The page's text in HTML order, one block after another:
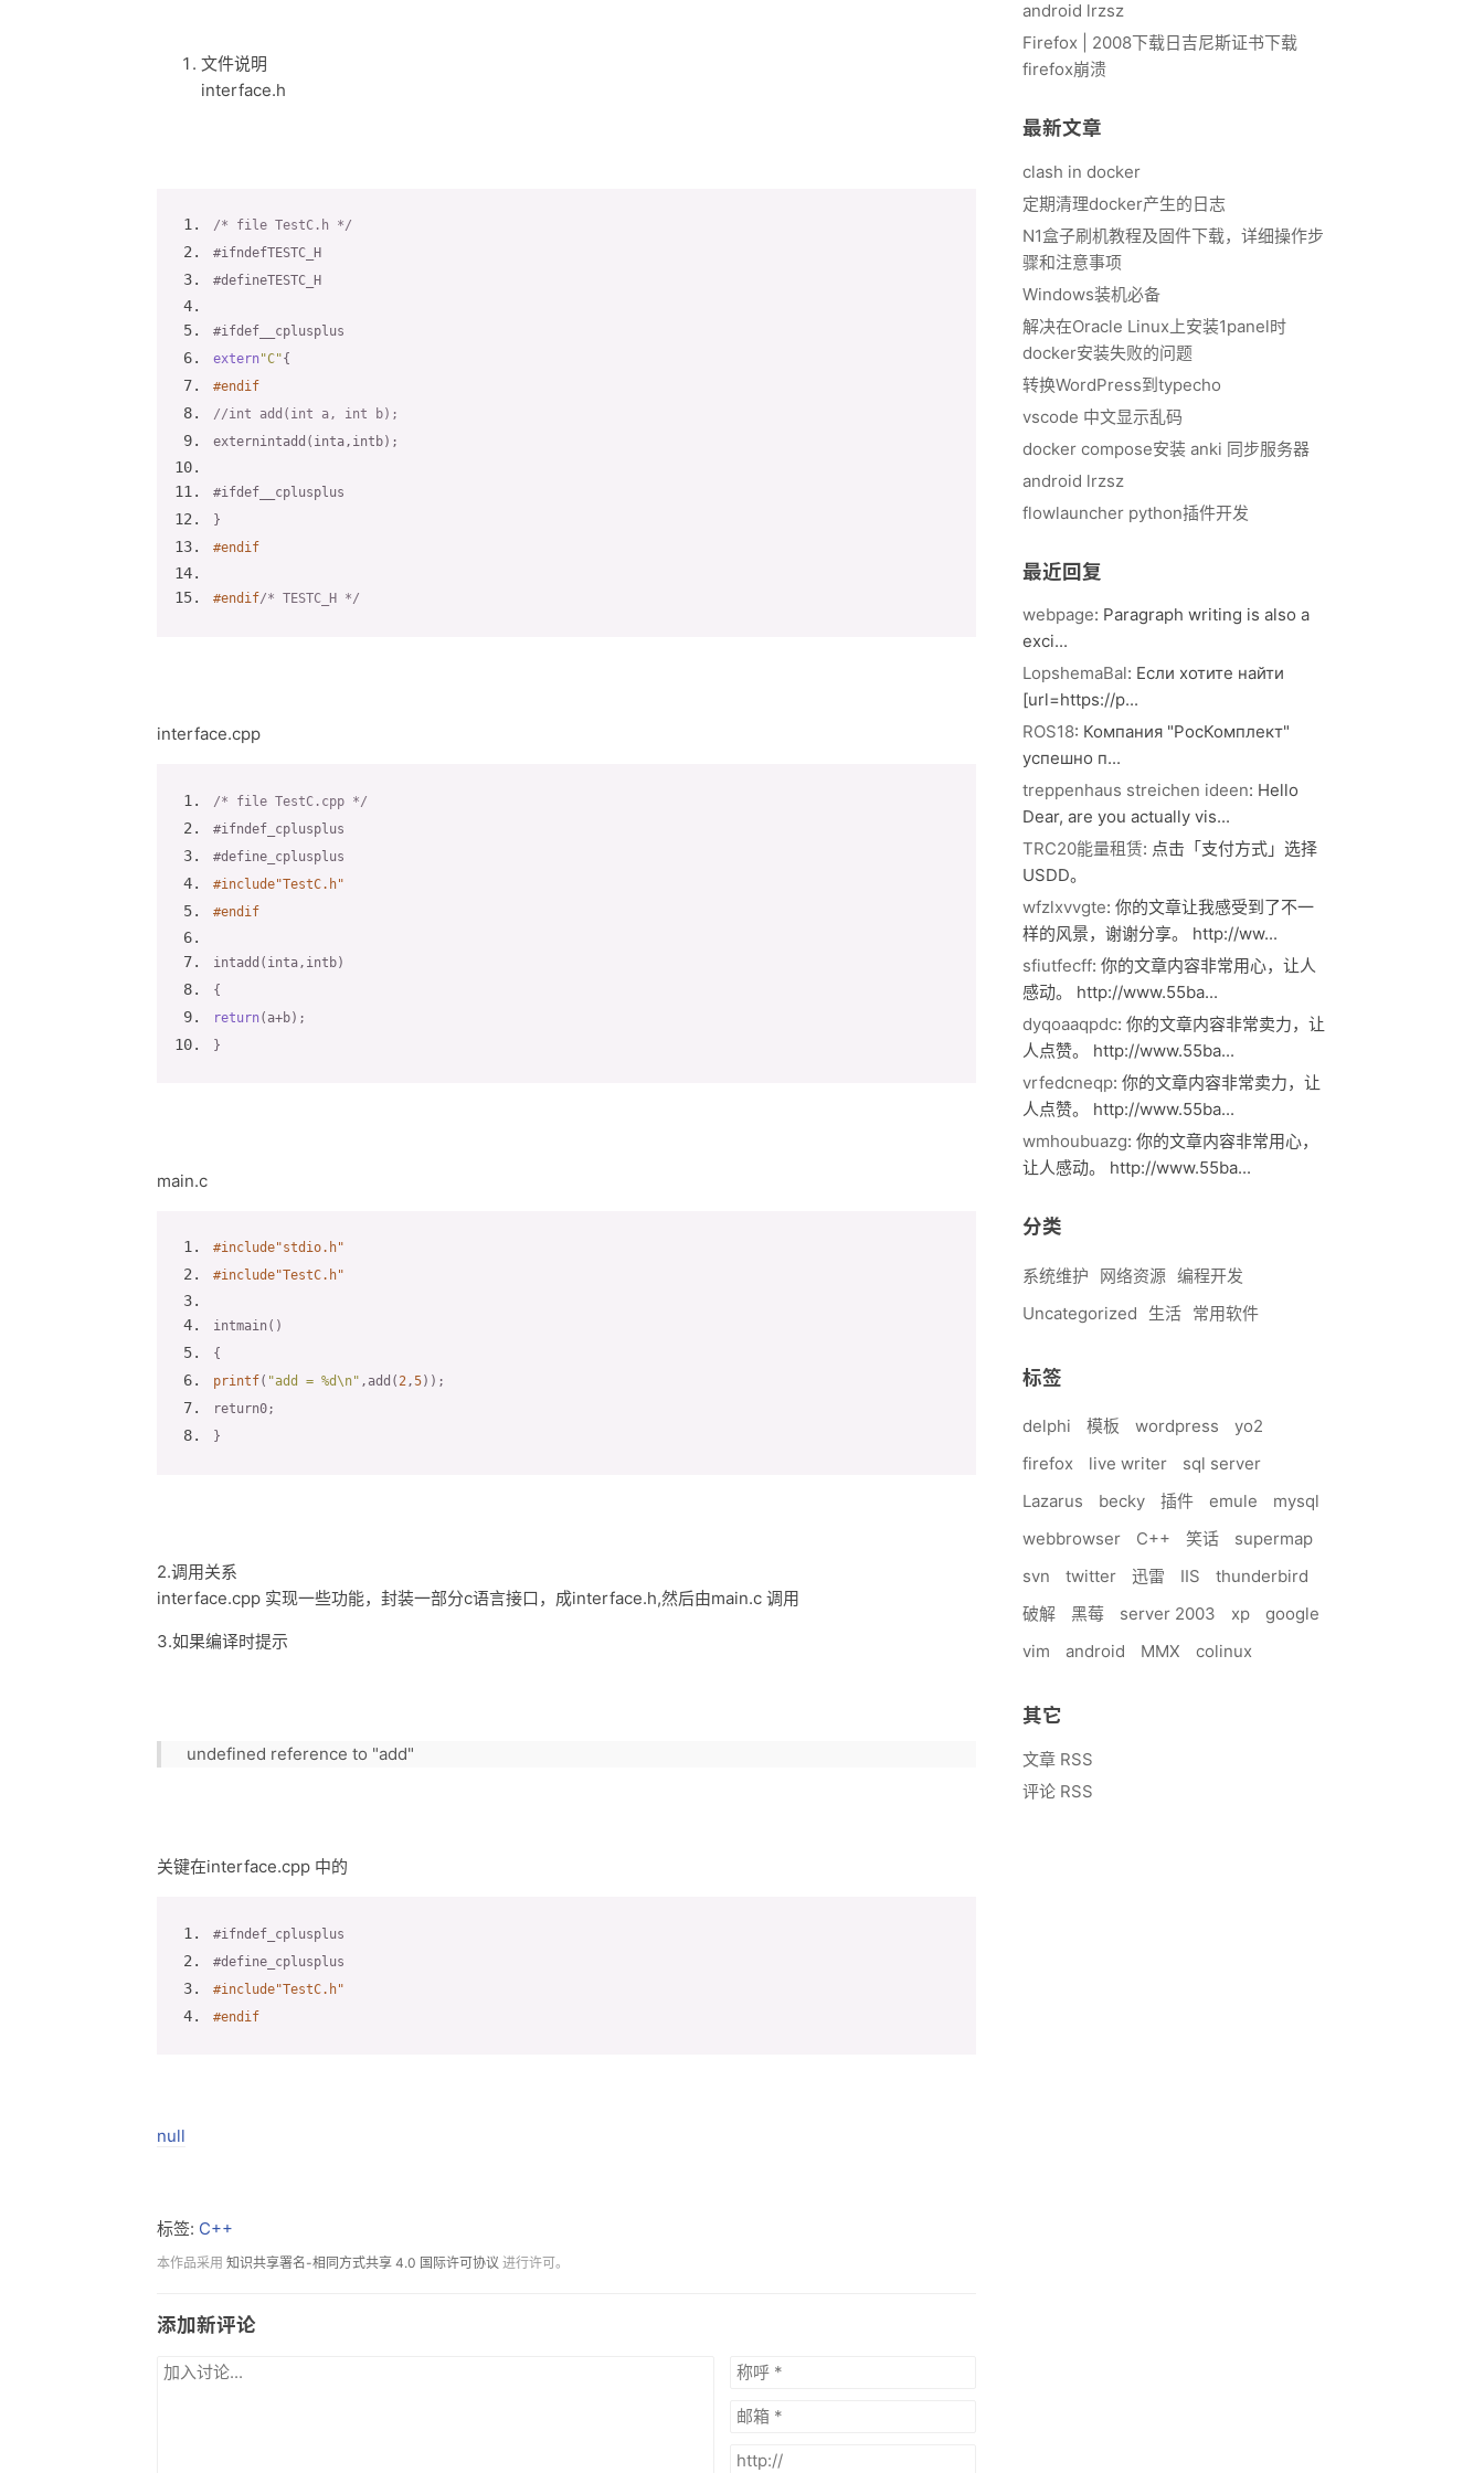
文件说明
interface.h
/* file TestC.h */
#ifndefTESTC_H
#defineTESTC_H
#ifdef __cplusplus
extern"C"{
#endif
//int add(int a, int b);
externintadd ( inta, int b);
#ifdef __cplusplus
}
#endif
#endif/* TESTC_H */
interface.cpp
/* file TestC.cpp */
#ifndef _cplusplus
#define _cplusplus
#include"TestC.h"
#endif
intadd ( inta , int b)
{
return( a+b);
}
main.c
#include"stdio.h"
#include"TestC.h"
intmain()
{
printf( "add = %d\n" , add (2,5));
return0;
}
2.调用关系
interface.cpp 实现一些功能，封装一部分c语言接口，成interface.h,然后由main.c 调用
3.如果编译时提示
undefined reference to "add"
关键在interface.cpp 中的
#ifndef _cplusplus
#define _cplusplus
#include"TestC.h"
#endif
null
标签: C++
本作品采用 知识共享署名-相同方式共享 4.0 国际许可协议 进行许可。
添加新评论
android lrzsz
Firefox | 2008下载日吉尼斯证书下载
firefox崩溃
最新文章
clash in docker
定期清理docker产生的日志
N1盒子刷机教程及固件下载，详细操作步
骤和注意事项
Windows装机必备
解决在Oracle Linux上安装1panel时
docker安装失败的问题
转换WordPress到typecho
vscode 中文显示乱码
docker compose安装 anki 同步服务器
android lrzsz
flowlauncher python插件开发
最近回复
webpage: Paragraph writing іs also a
exci...
LopshemaBal: Если хотите найти
[url=https://p...
ROS18: Компания "РосКомплект"
успешно п...
treppenhaus streichen ideen: Hello
Dear, are you actually vis...
TRC20能量租赁: 点击「支付方式」选择
USDD。
wfzlxvvgte: 你的文章让我感受到了不一
样的风景，谢谢分享。 http://ww...
sfiutfecff: 你的文章内容非常用心，让人
感动。 http://www.55ba...
dyqoaaqpdc: 你的文章内容非常卖力，让
人点赞。 http://www.55ba...
vrfedcneqp: 你的文章内容非常卖力，让
人点赞。 http://www.55ba...
wmhoubuazg: 你的文章内容非常用心，
让人感动。 http://www.55ba...
分类
系统维护 网络资源 编程开发
Uncategorized
生活 常用软件
标签
delphi 模板 wordpress
yo2
firefox
live writer
sql server
Lazarus
becky 插件 emule
mysql
webbrowser
C++ 笑话
supermap
svn
twitter 迅雷 IIS
thunderbird
破解
黑莓 server 2003 xp
google
vim
android MMX colinux
其它
文章 RSS
评论 RSS